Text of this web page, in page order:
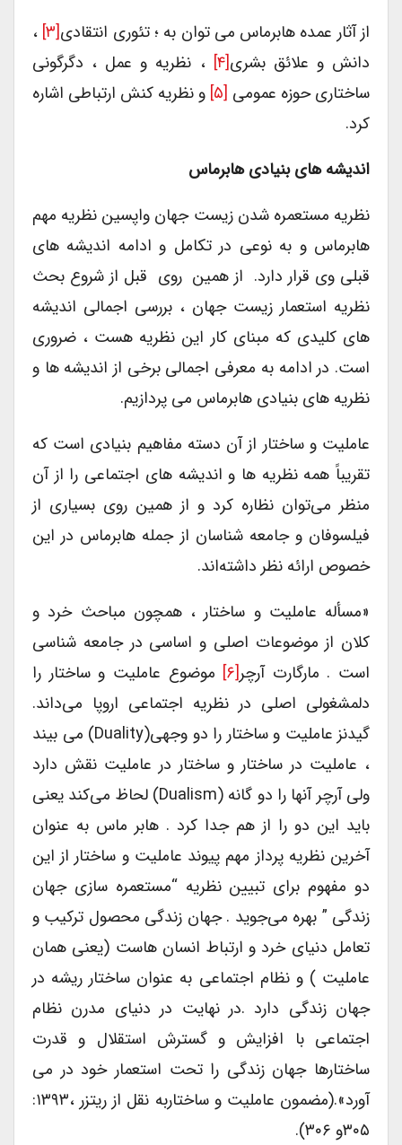
از آثار عمده هابرماس می توان به ؛ تئوری انتقادی[۳] ،
دانش و علائق بشری[۴] ، نظریه و عمل ، دگرگونی
ساختاری حوزه عمومی[۵] و نظریه کنش ارتباطی اشاره
کرد.
اندیشه های بنیادی هابرماس
نظریه مستعمره شدن زیست جهان واپسین نظریه مهم
هابرماس و به نوعی در تکامل و ادامه اندیشه های
قبلی وی قرار دارد. از همین روی قبل از شروع بحث
نظریه استعمار زیست جهان ، بررسی اجمالی اندیشه
های کلیدی که مبنای کار این نظریه هست ، ضروری
است. در ادامه به معرفی اجمالی برخی از اندیشه ها و
نظریه های بنیادی هابرماس می پردازیم.
عاملیت و ساختار از آن دسته مفاهیم بنیادی است که
تقریباً همه نظریه ها و اندیشه های اجتماعی را از آن
منظر می‌توان نظاره کرد و از همین روی بسیاری از
فیلسوفان و جامعه شناسان از جمله هابرماس در این
خصوص ارائه نظر داشته‌اند.
«مسأله عاملیت و ساختار ، همچون مباحث خرد و
کلان از موضوعات اصلی و اساسی در جامعه شناسی
است . مارگارت آرچر[۶] موضوع عاملیت و ساختار را
دلمشغولی اصلی در نظریه اجتماعی اروپا می‌داند.
گیدنز عاملیت و ساختار را دو وجهی(duality) می بیند
، عاملیت در ساختار و ساختار در عاملیت نقش دارد
ولی آرچر آنها را دو گانه (dualism) لحاظ می‌کند یعنی
باید این دو را از هم جدا کرد . هابر ماس به عنوان
آخرین نظریه پرداز مهم پیوند عاملیت و ساختار از این
دو مفهوم برای تبیین نظریه “مستعمره سازی جهان
زندگی ” بهره می‌جوید . جهان زندگی محصول ترکیب و
تعامل دنیای خرد و ارتباط انسان هاست (یعنی همان
عاملیت ) و نظام اجتماعی به عنوان ساختار ریشه در
جهان زندگی دارد .در نهایت در دنیای مدرن نظام
اجتماعی با افزایش و گسترش استقلال و قدرت
ساختارها جهان زندگی را تحت استعمار خود در می
آورد».(مضمون عاملیت و ساختاربه نقل از ریتزر ،۱۳۹۳:
۳۰۵و ۳۰۶).